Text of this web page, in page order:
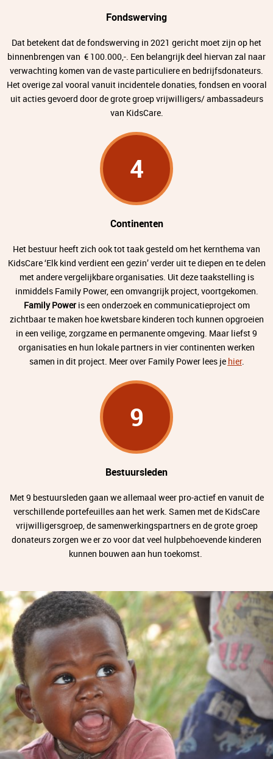
Fondswerving
Dat betekent dat de fondswerving in 2021 gericht moet zijn op het
binnenbrengen van € 100.000,-. Een belangrijk deel hiervan zal naar
verwachting komen van de vaste particuliere en bedrijfsdonateurs.
Het overige zal vooral vanuit incidentele donaties, fondsen en vooral
uit acties gevoerd door de grote groep vrijwilligers/ ambassadeurs
van KidsCare.
4
Continenten
Het bestuur heeft zich ook tot taak gesteld om het kernthema van
KidsCare ‘Elk kind verdient een gezin’ verder uit te diepen en te delen
met andere vergelijkbare organisaties. Uit deze taakstelling is
inmiddels Family Power, een omvangrijk project, voortgekomen.
Family Poweris een onderzoek en communicatieproject om
zichtbaar te maken hoe kwetsbare kinderen toch kunnen opgroeien
in een veilige, zorgzame en permanente omgeving. Maar liefst 9
organisaties en hun lokale partners in vier continenten werken
samen in dit project. Meer over Family Power lees je hier.
9
Bestuursleden
Met 9 bestuursleden gaan we allemaal weer pro-actief en vanuit de
verschillende portefeuilles aan het werk. Samen met de KidsCare
vrijwilligersgroep, de samenwerkingspartners en de grote groep
donateurs zorgen we er zo voor dat veel hulpbehoevende kinderen
kunnen bouwen aan hun toekomst.